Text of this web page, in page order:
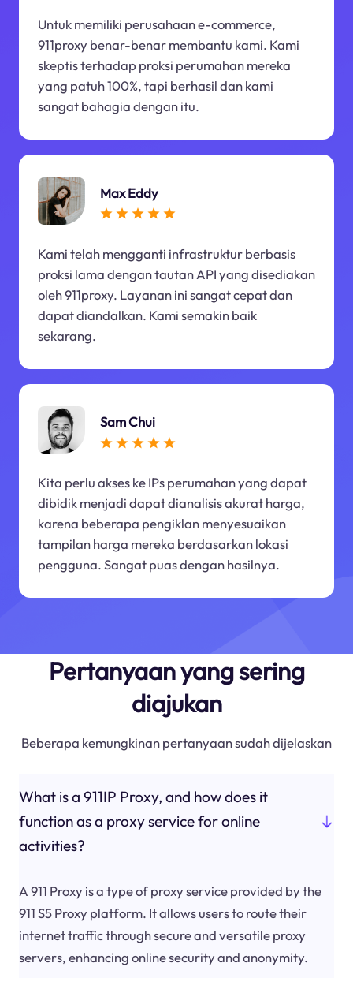
Untuk memiliki perusahaan e-commerce,
911proxy benar-benar membantu kami. Kami
skeptis terhadap proksi perumahan mereka
yang patuh 100%, tapi berhasil dan kami
sangat bahagia dengan itu.
Max Eddy
Kami telah mengganti infrastruktur berbasis
proksi lama dengan tautan API yang disediakan
oleh 911proxy. Layanan ini sangat cepat dan
dapat diandalkan. Kami semakin baik
sekarang.
Sam Chui
Kita perlu akses ke IPs perumahan yang dapat
dibidik menjadi dapat dianalisis akurat harga,
karena beberapa pengiklan menyesuaikan
tampilan harga mereka berdasarkan lokasi
pengguna. Sangat puas dengan hasilnya.
Pertanyaan yang sering
diajukan
Beberapa kemungkinan pertanyaan sudah dijelaskan
What is a 911IP Proxy, and how does it
function as a proxy service for online
activities?
A 911 Proxy is a type of proxy service provided by the
911 S5 Proxy platform. It allows users to route their
internet traffic through secure and versatile proxy
servers, enhancing online security and anonymity.